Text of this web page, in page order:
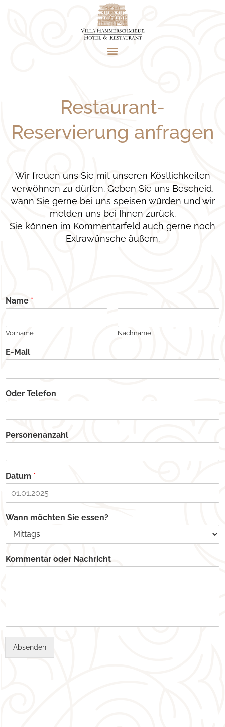
Restaurant-
Reservierung anfragen
Wir freuen uns Sie mit unseren Köstlichkeiten
verwöhnen zu dürfen. Geben Sie uns Bescheid,
wann Sie gerne bei uns speisen würden und wir
melden uns bei Ihnen zurück.
Sie können im Kommentarfeld auch gerne noch
Extrawünsche äußern.
Name *
Vorname Nachname
E-Mail
Oder Telefon
Personenanzahl
Datum *
Wann möchten Sie essen?
Kommentar oder Nachricht
Absenden